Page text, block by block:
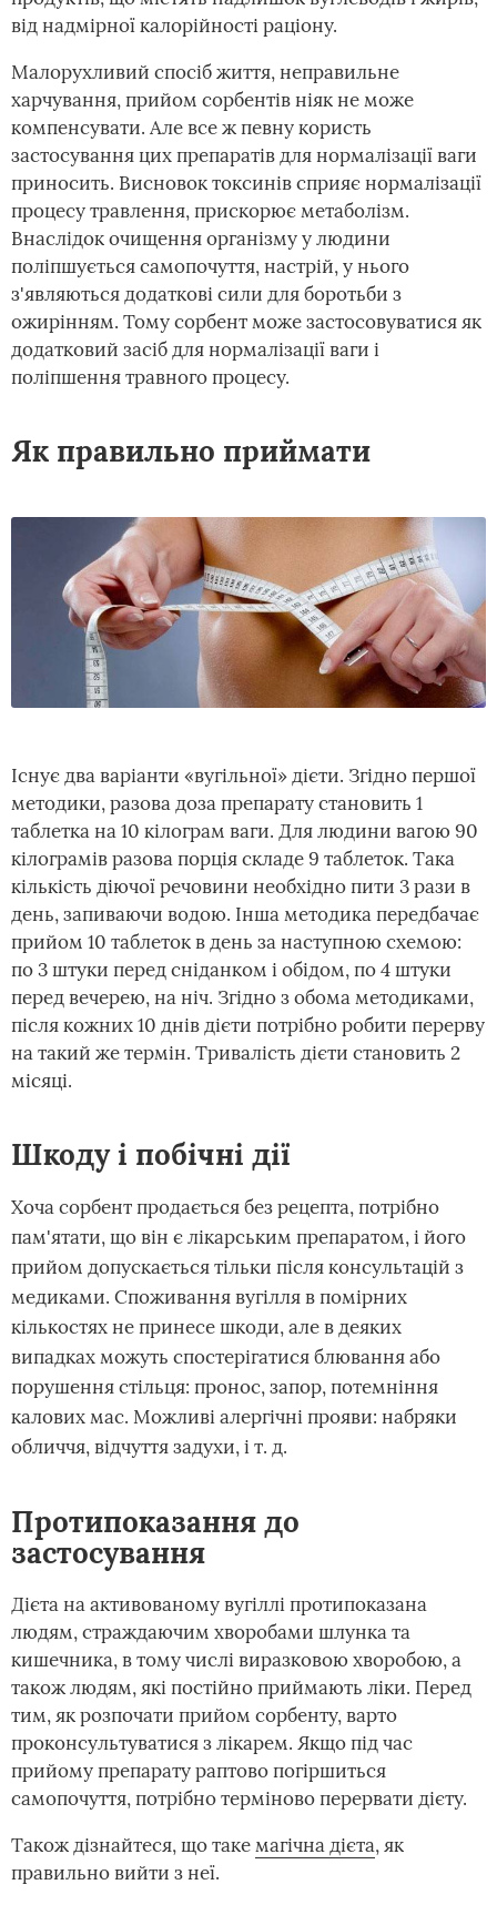
від надмірної калорійності раціону.
Малорухливий спосіб життя, неправильне
харчування, прийом сорбентів ніяк не може
компенсувати. Але все ж певну користь
застосування цих препаратів для нормалізації ваги
приносить. Висновок токсинів сприяє нормалізації
процесу травлення, прискорює метаболізм.
Внаслідок очищення організму у людини
поліпшується самопочуття, настрій, у нього
з'являються додаткові сили для боротьби з
ожирінням. Тому сорбент може застосовуватися як
додатковий засіб для нормалізації ваги і
поліпшення травного процесу.
Як правильно приймати
Існує два варіанти «вугільної» дієти. Згідно першої
методики, разова доза препарату становить 1
таблетка на 10 кілограм ваги. Для людини вагою 90
кілограмів разова порція складе 9 таблеток. Така
кількість діючої речовини необхідно пити 3 рази в
день, запиваючи водою. Інша методика передбачає
прийом 10 таблеток в день за наступною схемою:
по 3 штуки перед сніданком і обідом, по 4 штуки
перед вечерею, на ніч. Згідно з обома методиками,
після кожних 10 днів дієти потрібно робити перерву
на такий же термін. Тривалість дієти становить 2
місяці.
Шкоду і побічні дії
Хоча сорбент продається без рецепта, потрібно
пам'ятати, що він є лікарським препаратом, і його
прийом допускається тільки після консультацій з
медиками. Споживання вугілля в помірних
кількостях не принесе шкоди, але в деяких
випадках можуть спостерігатися блювання або
порушення стільця: пронос, запор, потемніння
калових мас. Можливі алергічні прояви: набряки
обличчя, відчуття задухи, і т. д.
Протипоказання до
застосування
Дієта на активованому вугіллі протипоказана
людям, страждаючим хворобами шлунка та
кишечника, в тому числі виразковою хворобою, а
також людям, які постійно приймають ліки. Перед
тим, як розпочати прийом сорбенту, варто
проконсультуватися з лікарем. Якщо під час
прийому препарату раптово погіршиться
самопочуття, потрібно терміново перервати дієту.
Також дізнайтеся, що такемагічна дієта, як
правильно вийти з неї.